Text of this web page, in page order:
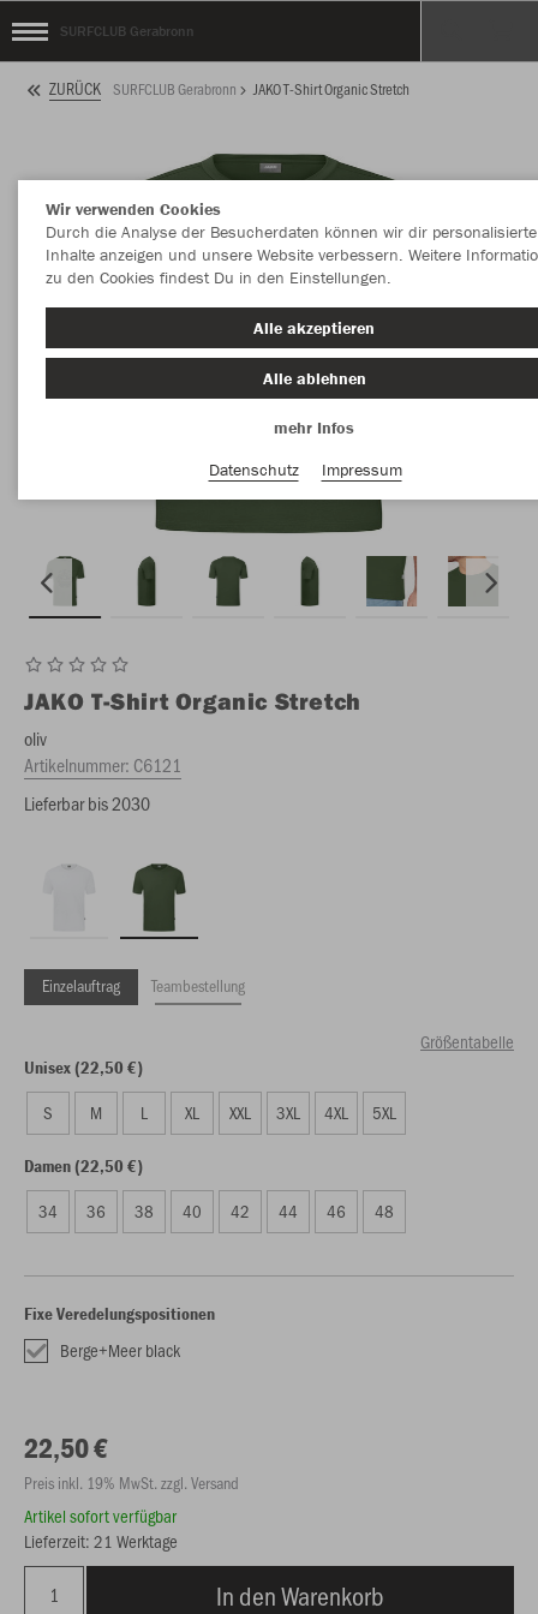
SURFCLUB Gerabronn
ZURÜCK SURFCLUB Gerabronn JAKO T-Shirt Organic Stretch
JAKO T-Shirt Organic Stretch
oliv
Artikelnummer: C6121
Lieferbar bis 2030
Einzelauftrag Teambestellung
Größentabelle
Unisex (22,50 €)
S M L XL XXL 3XL 4XL 5XL
Damen (22,50 €)
34 36 38 40 42 44 46 48
Fixe Veredelungspositionen
Berge+Meer black
22,50 €
Preis inkl. 19% MwSt. zzgl. Versand
Artikel sofort verfügbar
Lieferzeit: 21 Werktage
In den Warenkorb
Wir verwenden Cookies
Durch die Analyse der Besucherdaten können wir dir personalisierte
Inhalte anzeigen und unsere Website verbessern. Weitere
zu den Cookies findest Du in den Einstellungen.
Alle akzeptieren
Alle ablehnen
mehr Infos
Datenschutz
Impressum